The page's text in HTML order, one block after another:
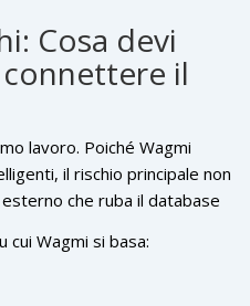
come CoinDataFlow o
nel mondo crypto, il
Il volume di trading del
alle grandi capitalizzazioni, il
di prezzo possono
capitale.
Cosa devi
il
lavoro. Poiché Wagmi
il rischio principale non
che ruba il database
stessi o attacchi di phishing.
cui Wagmi si basa: